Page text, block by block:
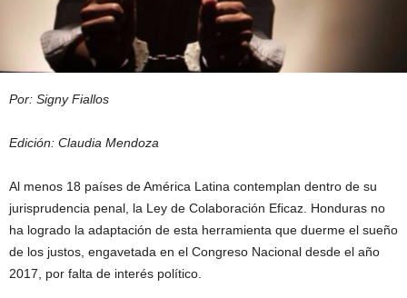
Por: Signy Fiallos
Edición: Claudia Mendoza
Al menos 18 países de América Latina contemplan dentro de su
jurisprudencia penal, la Ley de Colaboración Eficaz. Honduras no
ha logrado la adaptación de esta herramienta que duerme el sueño
de los justos, engavetada en el Congreso Nacional desde el año
2017, por falta de interés político.